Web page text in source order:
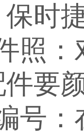
保时
照
要
号